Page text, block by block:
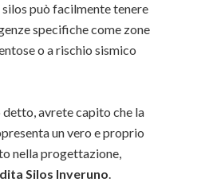
può facilmente tenere
specifiche come zone
o a rischio sismico
avrete capito che la
un vero e proprio
nella progettazione,
Silos Inveruno.